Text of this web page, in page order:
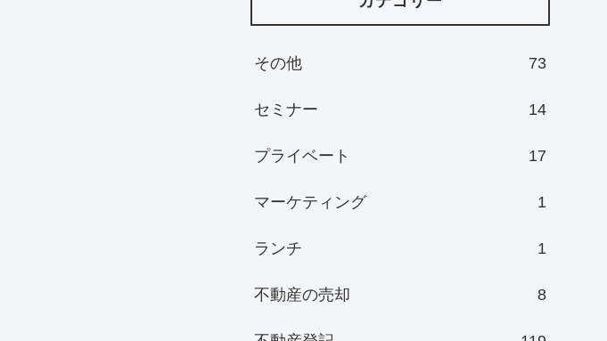
その他 73
セミナー 14
プライベート 17
マーケティング 1
ランチ 1
不動産の売却 8